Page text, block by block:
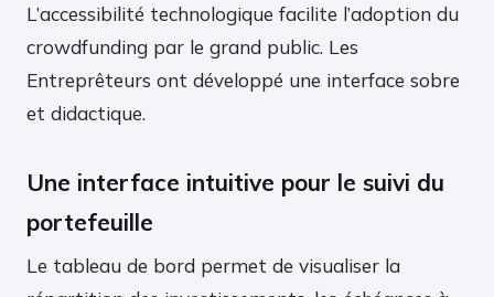
L’accessibilité technologique facilite l’adoption du
crowdfunding par le grand public. Les
Entreprêteurs ont développé une interface sobre
et didactique.
Une interface intuitive pour le suivi du
portefeuille
Le tableau de bord permet de visualiser la